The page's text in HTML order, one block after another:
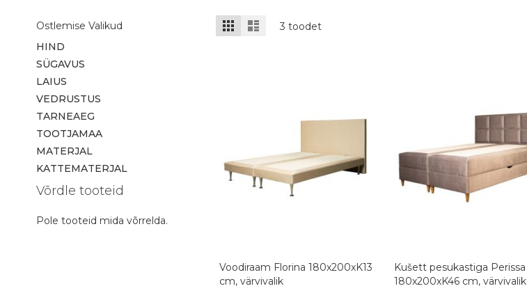
Kuvamisviis
Ruudustik
Nimekiri
3 toodet
Voodiraam Florina 180x200xK13
cm, värvivalik
Kušett pesukastiga Perissa
180x200xK46 cm, värvivalik
Ostlemise Valikud
HIND
SÜGAVUS
LAIUS
VEDRUSTUS
TARNEAEG
TOOTJAMAA
MATERJAL
KATTEMATERJAL
Võrdle tooteid
Pole tooteid mida võrrelda.